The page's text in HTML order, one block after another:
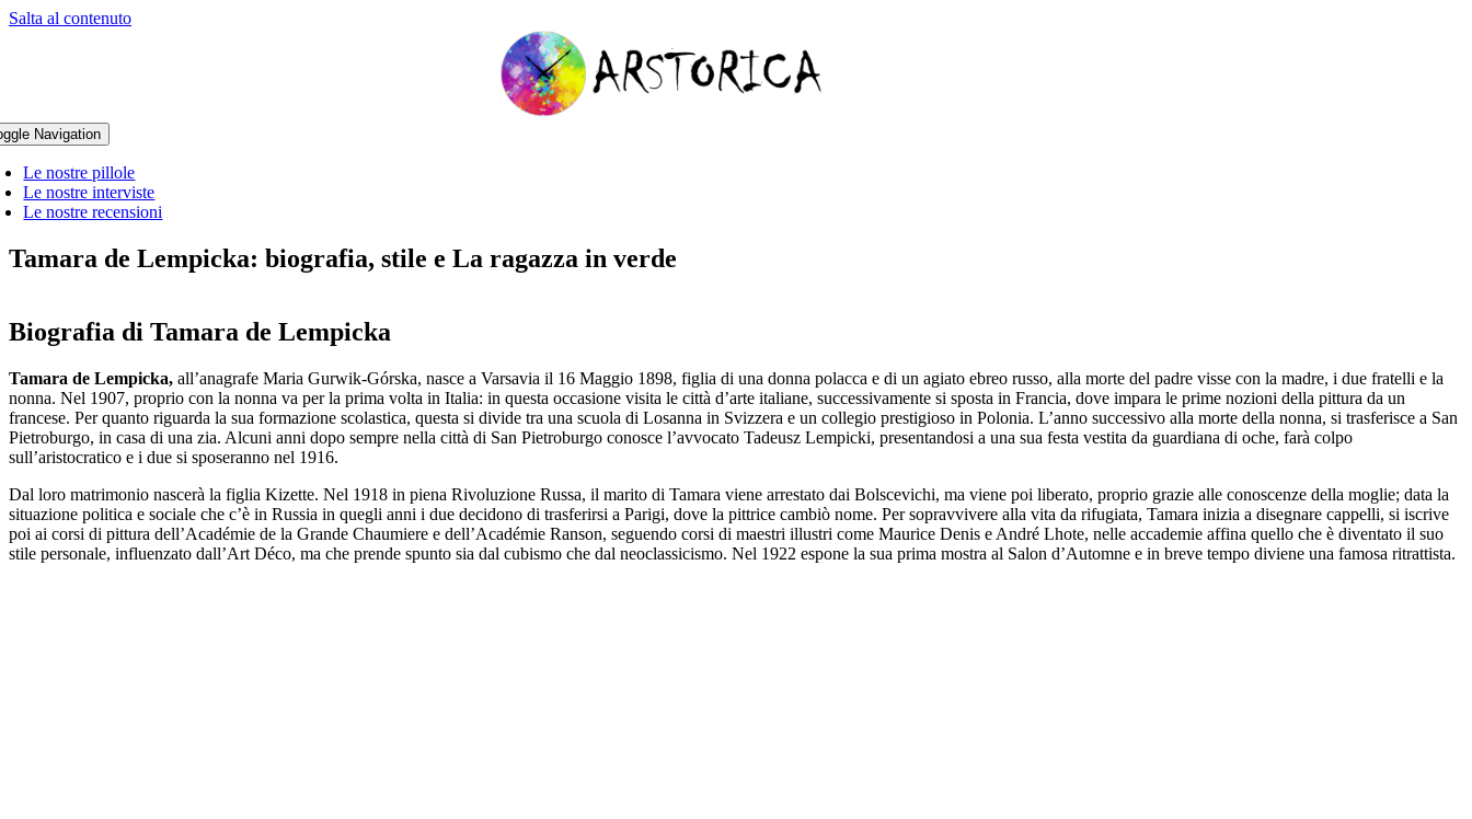
Salta al contenuto
Navigation
Le nostre pillole
Le nostre interviste
Le nostre recensioni
Tamara de Lempicka: biografia, stile e La ragazza in verde
Biografia di Tamara de Lempicka
Tamara de Lempicka, all’anagrafe Maria Gurwik-Górska, nasce a Varsavia il 16 Maggio 1898, figlia di una donna polacca e di un agiato ebreo russo, alla morte del padre visse con la madre, i due fratelli e la
nonna. Nel 1907, proprio con la nonna va per la prima volta in Italia: in questa occasione visita le città d’arte italiane, successivamente si sposta in Francia, dove impara le prime nozioni della pittura da un
francese. Per quanto riguarda la sua formazione scolastica, questa si divide tra una scuola di Losanna in Svizzera e un collegio prestigioso in Polonia. L’anno successivo alla morte della nonna, si trasferisce a San
Pietroburgo, in casa di una zia. Alcuni anni dopo sempre nella città di San Pietroburgo conosce l’avvocato Tadeusz Lempicki, presentandosi a una sua festa vestita da guardiana di oche, farà colpo
sull’aristocratico e i due si sposeranno nel 1916.
Dal loro matrimonio nascerà la figlia Kizette. Nel 1918 in piena Rivoluzione Russa, il marito di Tamara viene arrestato dai Bolscevichi, ma viene poi liberato, proprio grazie alle conoscenze della moglie; data la
situazione politica e sociale che c’è in Russia in quegli anni i due decidono di trasferirsi a Parigi, dove la pittrice cambiò nome. Per sopravvivere alla vita da rifugiata, Tamara inizia a disegnare cappelli, si iscrive
poi ai corsi di pittura dell’Académie de la Grande Chaumiere e dell’Académie Ranson, seguendo corsi di maestri illustri come Maurice Denis e André Lhote, nelle accademie affina quello che è diventato il suo
stile personale, influenzato dall’Art Déco, ma che prende spunto sia dal cubismo che dal neoclassicismo. Nel 1922 espone la sua prima mostra al Salon d’Automne e in breve tempo diviene una famosa ritrattista.